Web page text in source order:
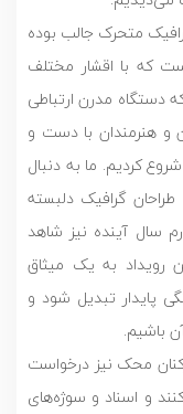
متحرک جالب بوده
که با اقشار مختلف
دستگاه مدرن ارتباطی
و هنرمندان با دست و
کردیم. ما به دنبال
گرافیک دلبسته
سال آینده نیز شاهد
رویداد به یک میثاق
پایدار تبدیل شود و
باشیم.
محک نیز درخواست
و اسناد و سوژه‌های